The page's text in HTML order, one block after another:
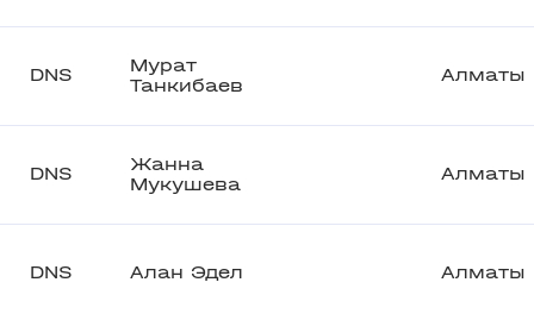
DNS
Мурат
Танкибаев
Алматы
DNS
Жанна
Мукушева
Алматы
DNS Алан Эдел Алматы